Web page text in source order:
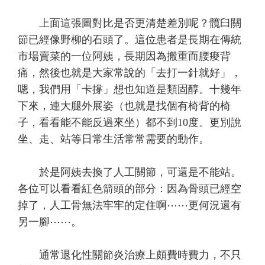
上面這張圖對比是否更清楚差別呢？髖臼關
節已經像野柳的石頭了。這位患者是長期在傳統
市場賣菜的一位阿姨，長期因為搬重而腰痠背
痛，然後也就是大家常說的「去打一針就好」，
嗯，我們用「卡撐」想也知道是類固醇。十幾年
下來，連大腿外展姿（也就是找個有椅背的椅
子，看看能不能反過來坐）都不到10度。更別說
坐、走、站等日常生活常常需要的動作。
於是阿姨去換了人工關節，可還是不能站。
各位可以看看紅色箭頭的部分：因為骨頭已經空
掉了，人工骨無法牢牢的定住啊⋯⋯更何況還有
另一腳⋯⋯。
通常退化性關節炎治療上頗費時費力，不只